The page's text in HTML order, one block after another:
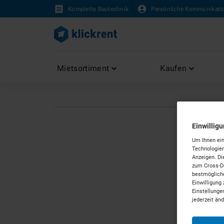
Komplette Bautechnik Persönliche
Mietsortiment Kaufen
Um Ihnen
Anzeigen.
zum Cross-
Einwilligung
jederzeit